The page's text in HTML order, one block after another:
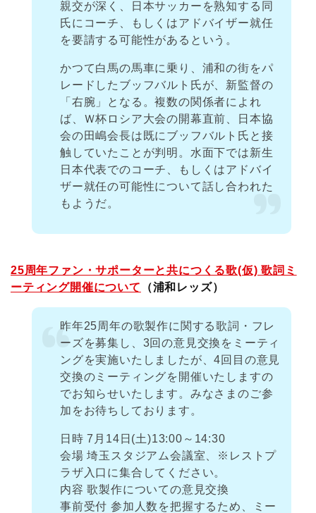
親交が深く、日本サッカーを熟知する同
氏にコーチ、もしくはアドバイザー就任
を要請する可能性があるという。
かつて白馬の馬車に乗り、浦和の街をパ
レードしたブッフバルト氏が、新監督の
「右腕」となる。複数の関係者によれ
ば、Ｗ杯ロシア大会の開幕直前、日本協
会の田嶋会長は既にブッフバルト氏と接
触していたことが判明。水面下では新生
日本代表でのコーチ、もしくはアドバイ
ザー就任の可能性について話し合われた
もようだ。
25周年ファン・サポーターと共につくる歌(仮) 歌詞ミ
ーティング開催について
（浦和レッズ）
昨年25周年の歌製作に関する歌詞・フレ
ーズを募集し、3回の意見交換をミーティ
ングを実施いたしましたが、4回目の意見
交換のミーティングを開催いたしますの
でお知らせいたします。みなさまのご参
加をお待ちしております。
日時 7月14日(土)13:00～14:30
会場 埼玉スタジアム会議室、※レストプ
ラザ入口に集合してください。
内容 歌製作についての意見交換
事前受付 参加人数を把握するため、ミー